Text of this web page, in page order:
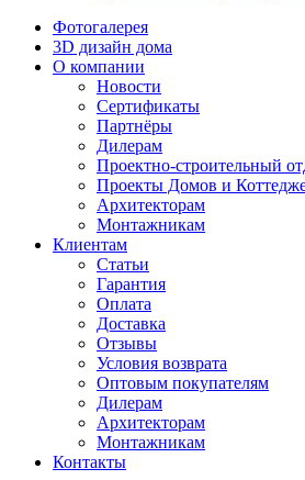
Фотогалерея
3D дизайн дома
О компании
Новости
Сертификаты
Партнёры
Дилерам
Проектно-строительный
Проекты Домов и
Архитекторам
Монтажникам
Клиентам
Статьи
Гарантия
Оплата
Доставка
Отзывы
Условия возврата
Оптовым покупателям
Дилерам
Архитекторам
Монтажникам
Контакты